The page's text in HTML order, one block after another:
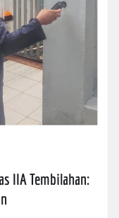
IIA Tembilahan: